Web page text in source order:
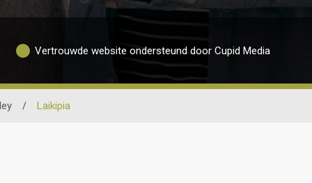
Vertrouwde website ondersteund door Cupid Media
/ Laikipia